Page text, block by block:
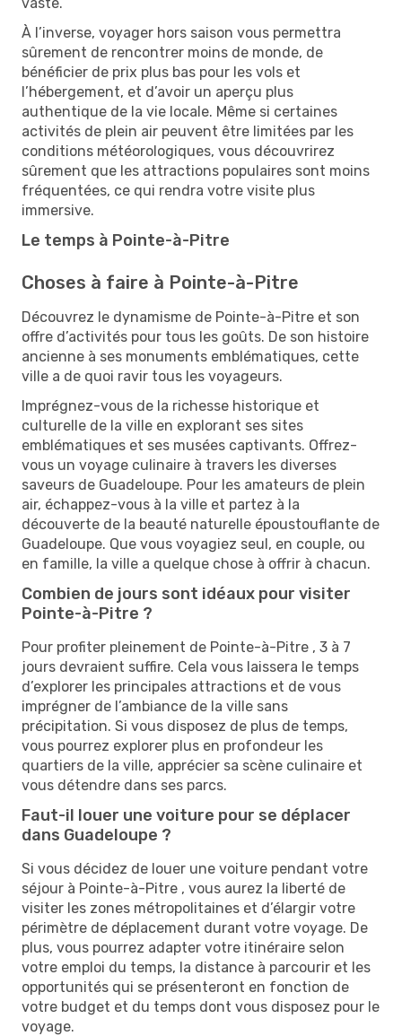
À l’inverse, voyager hors saison vous permettra
sûrement de rencontrer moins de monde, de
bénéficier de prix plus bas pour les vols et
l’hébergement, et d’avoir un aperçu plus
authentique de la vie locale. Même si certaines
activités de plein air peuvent être limitées par les
conditions météorologiques, vous découvrirez
sûrement que les attractions populaires sont moins
fréquentées, ce qui rendra votre visite plus
immersive.
Le temps à Pointe-à-Pitre
Choses à faire à Pointe-à-Pitre
Découvrez le dynamisme de Pointe-à-Pitre et son
offre d’activités pour tous les goûts. De son histoire
ancienne à ses monuments emblématiques, cette
ville a de quoi ravir tous les voyageurs.
Imprégnez-vous de la richesse historique et
culturelle de la ville en explorant ses sites
emblématiques et ses musées captivants. Offrez-
vous un voyage culinaire à travers les diverses
saveurs de Guadeloupe. Pour les amateurs de plein
air, échappez-vous à la ville et partez à la
découverte de la beauté naturelle époustouflante de
Guadeloupe. Que vous voyagiez seul, en couple, ou
en famille, la ville a quelque chose à offrir à chacun.
Combien de jours sont idéaux pour visiter
Pointe-à-Pitre ?
Pour profiter pleinement de Pointe-à-Pitre , 3 à 7
jours devraient suffire. Cela vous laissera le temps
d’explorer les principales attractions et de vous
imprégner de l’ambiance de la ville sans
précipitation. Si vous disposez de plus de temps,
vous pourrez explorer plus en profondeur les
quartiers de la ville, apprécier sa scène culinaire et
vous détendre dans ses parcs.
Faut-il louer une voiture pour se déplacer
dans Guadeloupe ?
Si vous décidez de louer une voiture pendant votre
séjour à Pointe-à-Pitre , vous aurez la liberté de
visiter les zones métropolitaines et d’élargir votre
périmètre de déplacement durant votre voyage. De
plus, vous pourrez adapter votre itinéraire selon
votre emploi du temps, la distance à parcourir et les
opportunités qui se présenteront en fonction de
votre budget et du temps dont vous disposez pour le
voyage.